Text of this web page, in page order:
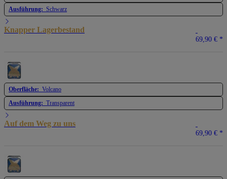
Ausführung: Schwarz
Knapper Lagerbestand
69,90 € *
Oberfläche: Volcano
Ausführung: Transparent
Auf dem Weg zu uns
69,90 € *